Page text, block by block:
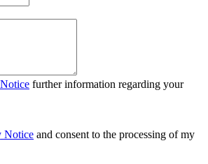
further information regarding your
Notice and consent to the processing of my